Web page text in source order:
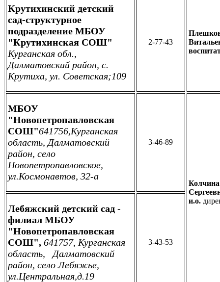
Крутихинский детский
сад-структурное
подразделение МБОУ
"Крутихинская СОШ"
Курганская обл.,
Далматовский район, с.
Крутиха, ул. Советская;109
2-77-43
МБОУ
"Новопетропавловская
СОШ"641756,Курганская
область, Далматовский
район, село
Новопетропавловское,
ул.Космонавтов, 32-а
3-46-89
и.о.
Лебяжский детский сад -
филиал МБОУ
"Новопетропавловская
СОШ", 641757, Курганская
область, Далматовский
район, село Лебяжье,
ул.Центральная,д.19
3-43-53